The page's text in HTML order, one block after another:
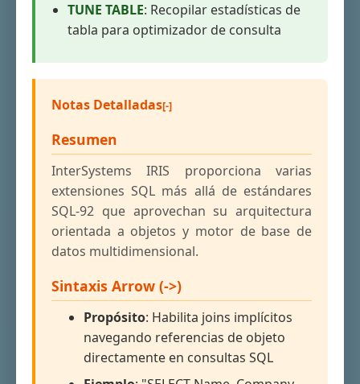
TUNE TABLE: Recopilar estadísticas de
tabla para optimizador de consulta
Notas Detalladas
Resumen
InterSystems IRIS proporciona varias
extensiones SQL más allá de estándares
SQL-92 que aprovechan su arquitectura
orientada a objetos y motor de base de
datos multidimensional.
Sintaxis Arrow (->)
Propósito: Habilita joins implícitos
navegando referencias de objeto
directamente en consultas SQL